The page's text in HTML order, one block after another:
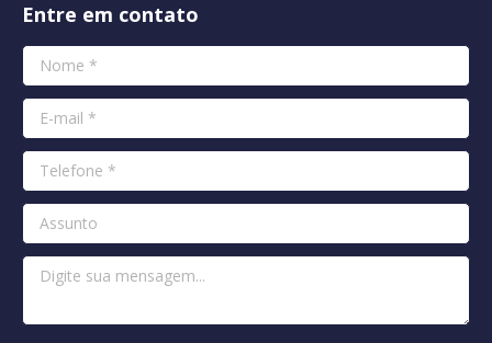
Entre em contato